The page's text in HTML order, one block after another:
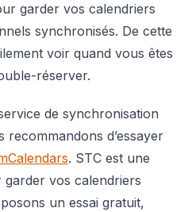
garder vos calendriers
synchronisés. De cette
voir quand vous êtes
réserver.
de synchronisation
d’essayer
. STC est une
vos calendriers
un essai gratuit,